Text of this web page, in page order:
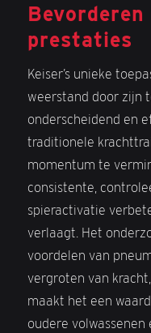
prestaties
Keiser’s unieke
weerstand door zijn
onderscheidend en
traditionele
momentum te
consistente,
spieractivatie
verlaagt. Het
voordelen van
vergroten van
maakt het een
oudere volwassenen